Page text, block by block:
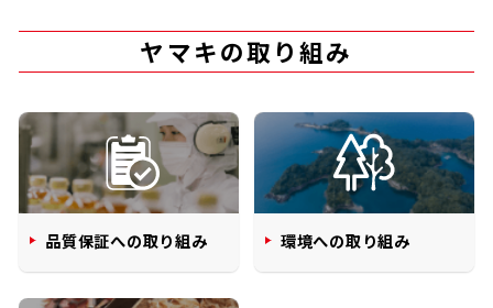
『踊り節』
鰹節屋の
ヤマキの取り組み
品質保証への取り組み 環境への取り組み